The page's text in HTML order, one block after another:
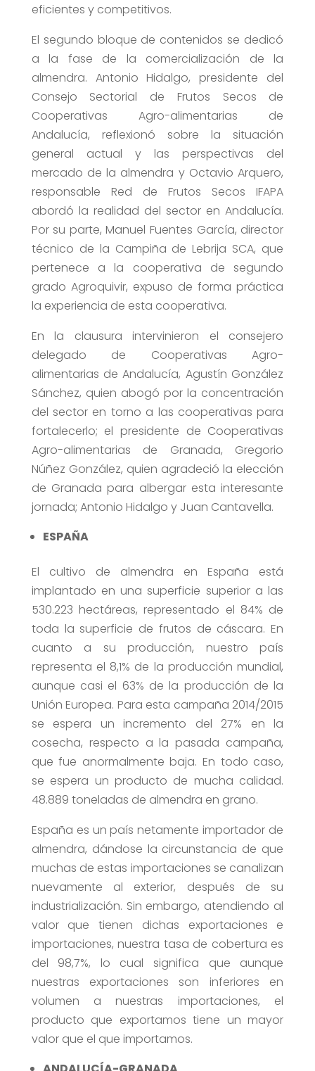
eficientes y competitivos.
El segundo bloque de contenidos se dedicó
a la fase de la comercialización de la
almendra. Antonio Hidalgo, presidente del
Consejo Sectorial de Frutos Secos de
Cooperativas Agro-alimentarias de
Andalucía, reflexionó sobre la situación
general actual y las perspectivas del
mercado de la almendra y Octavio Arquero,
responsable Red de Frutos Secos IFAPA
abordó la realidad del sector en Andalucía.
Por su parte, Manuel Fuentes García, director
técnico de la Campiña de Lebrija SCA, que
pertenece a la cooperativa de segundo
grado Agroquivir, expuso de forma práctica
la experiencia de esta cooperativa.
En la clausura intervinieron el consejero
delegado de Cooperativas Agro-
alimentarias de Andalucía, Agustín González
Sánchez, quien abogó por la concentración
del sector en torno a las cooperativas para
fortalecerlo; el presidente de Cooperativas
Agro-alimentarias de Granada, Gregorio
Núñez González, quien agradeció la elección
de Granada para albergar esta interesante
jornada; Antonio Hidalgo y Juan Cantavella.
ESPAÑA
El cultivo de almendra en España está
implantado en una superficie superior a las
530.223 hectáreas, representado el 84% de
toda la superficie de frutos de cáscara. En
cuanto a su producción, nuestro país
representa el 8,1% de la producción mundial,
aunque casi el 63% de la producción de la
Unión Europea. Para esta campaña 2014/2015
se espera un incremento del 27% en la
cosecha, respecto a la pasada campaña,
que fue anormalmente baja. En todo caso,
se espera un producto de mucha calidad.
48.889 toneladas de almendra en grano.
España es un país netamente importador de
almendra, dándose la circunstancia de que
muchas de estas importaciones se canalizan
nuevamente al exterior, después de su
industrialización. Sin embargo, atendiendo al
valor que tienen dichas exportaciones e
importaciones, nuestra tasa de cobertura es
del 98,7%, lo cual significa que aunque
nuestras exportaciones son inferiores en
volumen a nuestras importaciones, el
producto que exportamos tiene un mayor
valor que el que importamos.